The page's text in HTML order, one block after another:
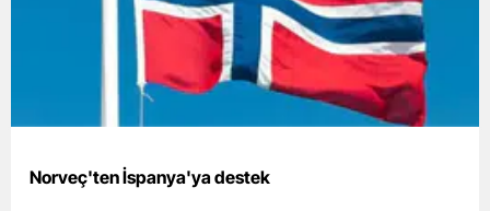
Yozgat
Zonguldak
Aksaray
Norveç'ten İspanya'ya destek